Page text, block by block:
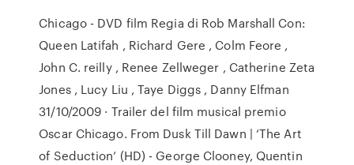
Chicago - DVD film Regia di Rob Marshall Con:
Queen Latifah , Richard Gere , Colm Feore ,
John C. reilly , Renee Zellweger , Catherine Zeta
Jones , Lucy Liu , Taye Diggs , Danny Elfman
31/10/2009 · Trailer del film musical premio
Oscar Chicago. From Dusk Till Dawn | ‘The Art
of Seduction’ (HD) - George Clooney, Quentin